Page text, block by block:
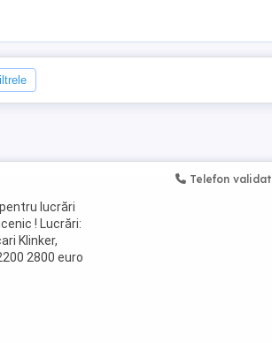
lucrări
! Lucrări:
Klinker,
2800 euro
Telefon validat